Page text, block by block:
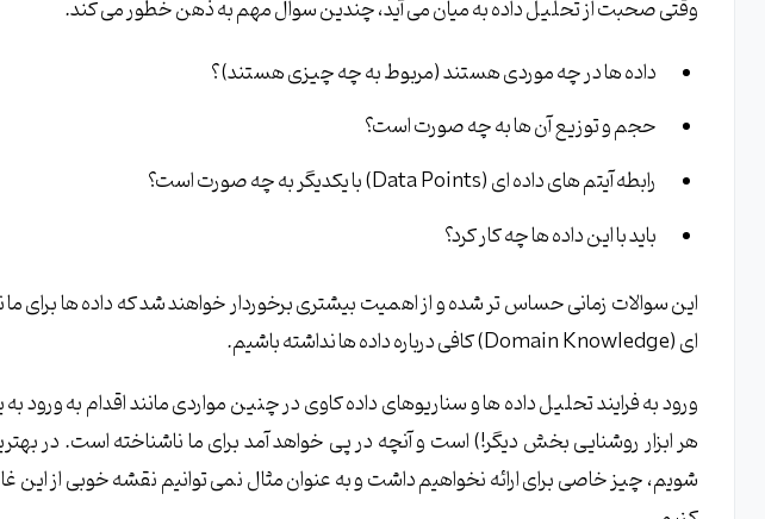
وقتی صحبت از تحلیل داده به میان می آید، چندین سوال مهم به ذهن خطور می کند.
داده ها در چه موردی هستند (مربوط به چه چیزی هستند)؟
حجم و توزیع آن ها به چه صورت است؟
رابطه آیتم های داده ای (Data Points) با یکدیگر به چه صورت است؟
باید با این داده ها چه کار کرد؟
این سوالات زمانی حساس تر شده و از اهمیت بیشتری برخوردار خواهند شد که داده ها برای
ای (Domain Knowledge) کافی درباره داده ها نداشته باشیم.
ورود به فرایند تحلیل داده ها و سناریوهای داده کاوی در چنین مواردی مانند اقدام به ورود
هر ابزار روشنایی بخش دیگر!) است و آنچه در پی خواهد آمد برای ما ناشناخته است. در
شویم، چیز خاصی برای ارائه نخواهیم داشت و به عنوان مثال نمی توانیم نقشه خوبی از این